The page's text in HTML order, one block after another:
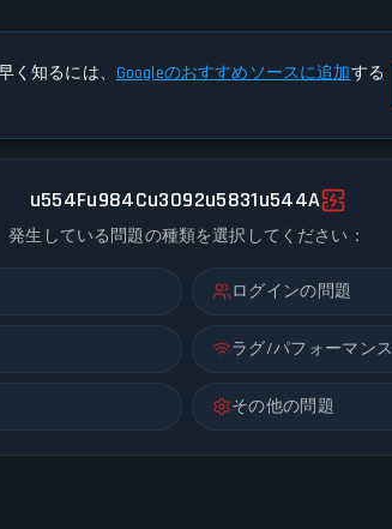
く知るには、 Googleのおすすめソースに追加する
u554Fu984Cu3092u5831u544A
発生している問題の種類を選択してください：
ログインの問題
ラグ/パフォーマンス
その他の問題